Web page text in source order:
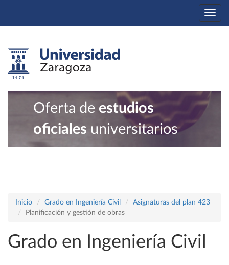
Oferta de estudios
oficiales universitarios
Inicio Grado en Ingeniería Civil
Asignaturas del plan 423
Planificación y gestión de obras
Grado en Ingeniería Civil